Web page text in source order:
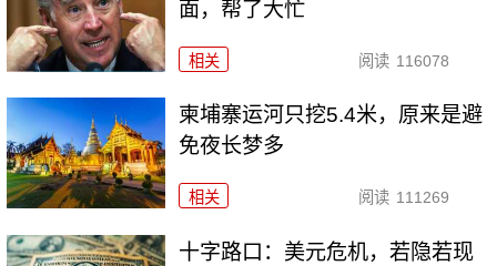
面，帮了大忙
相关 阅读 116078
柬埔寨运河只挖5.4米，原来是避
免夜长梦多
相关 阅读 111269
十字路口：美元危机，若隐若现